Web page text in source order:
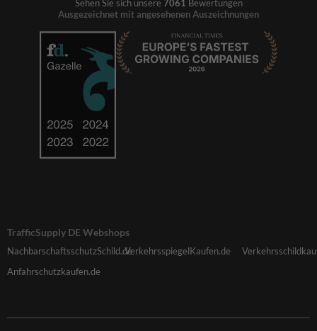
Sehen Sie sich unsere 7061 Bewertungen
Ausgezeichnet mit angesehenen Auszeichnungen
TrafficSupply DE Webshops
NachbarschaftsschutzSchild.deVerkehrsspiegelKaufen.de
Anfahrschutzkaufen.de